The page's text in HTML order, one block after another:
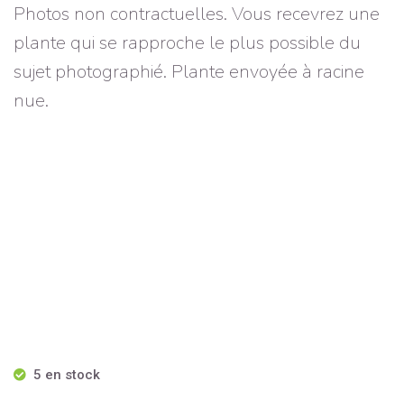
Photos non contractuelles. Vous recevrez une
plante qui se rapproche le plus possible du
sujet photographié. Plante envoyée à racine
nue.
5 en stock